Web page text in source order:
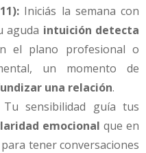
Iniciás la semana con
aguda intuición detecta
el plano profesional o
un momento de
una relación.
sensibilidad guía tus
emocional que en
tener conversaciones